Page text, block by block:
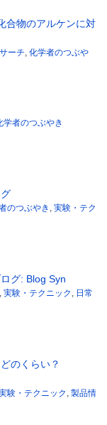
合物のアルケンに対
ーチ 化学者のつぶや
学者のつぶやき
のつぶやき 実験・テク
グ: Blog Syn
実験・テクニック
日常
のくらい？
験・テクニック 製品情